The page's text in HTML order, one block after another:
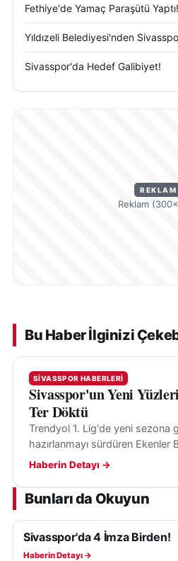
Fethiye'de Yamaç Paraşütü Yaptı!
Yıldızeli Belediyesi'nden
Sivasspor'da Hedef Galibiyet!
REKLAM
Reklam
Bu Haber İlginizi
SIVASSPOR HABERLERI
Sivasspor'un Yeni
Ter Döktü
Trendyol 1. Lig'de yeni sezona
hazırlanmayı sürdüren
yeni transferler ilk kez takım
Haberin Detayı →
Bunları da Okuyun
SIVASSPOR HABERLERI
Sivasspor'da 4 İmza Birden!
Haberin Detayı →